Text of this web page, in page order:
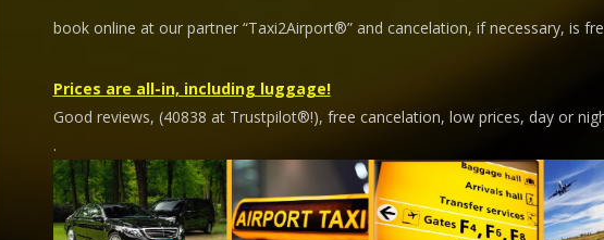
book online at our partner “Taxi2Airport®” and cancelation, if necessary, is
Prices are all-in, including luggage!
Good reviews, (40838 at Trustpilot®!), free cancelation, low prices, day or
.